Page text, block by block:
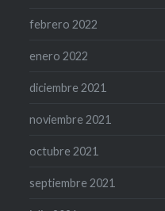
febrero 2022
enero 2022
diciembre 2021
noviembre 2021
octubre 2021
septiembre 2021